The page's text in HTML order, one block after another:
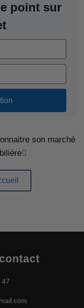
point sur
son marché
47